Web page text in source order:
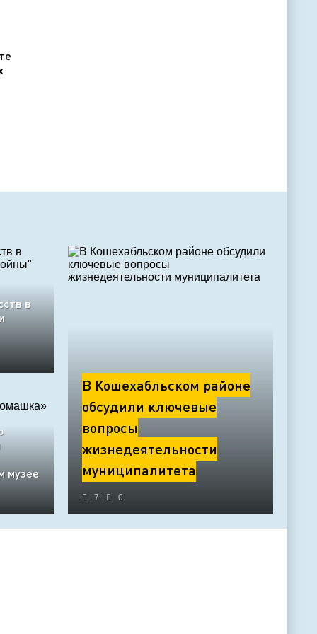
в
В Кошехабльском районе
обсудили ключевые
вопросы
жизнедеятельности
муниципалитета
7 0
музее